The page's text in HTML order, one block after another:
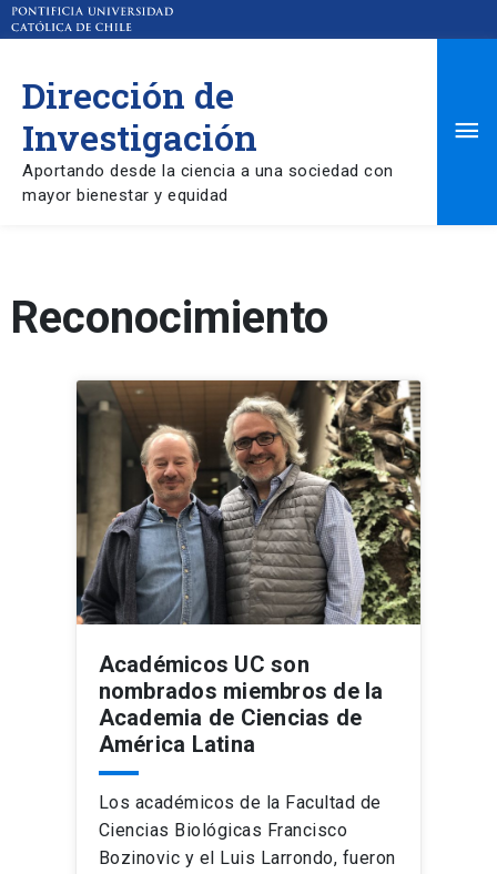
Dirección de
Investigación
Aportando desde la ciencia a una sociedad con
mayor bienestar y equidad
Reconocimiento
Académicos UC son
nombrados miembros de la
Academia de Ciencias de
América Latina
Los académicos de la Facultad de
Ciencias Biológicas Francisco
Bozinovic y el Luis Larrondo, fueron